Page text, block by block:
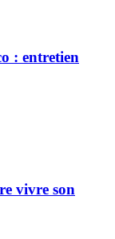
: entretien
vivre son